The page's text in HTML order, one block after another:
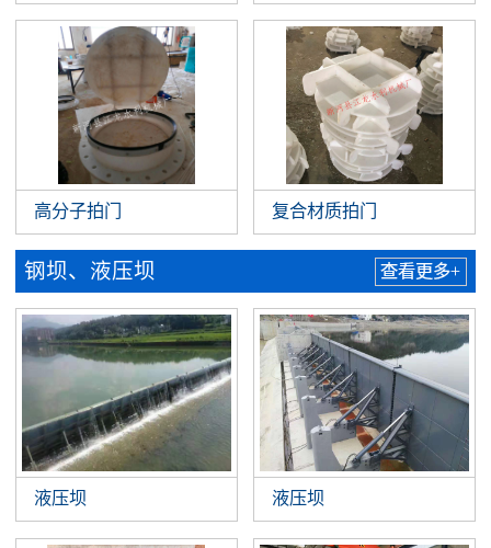
高分子拍门 复合材质拍门
钢坝、液压坝 查看更多+
液压坝 液压坝